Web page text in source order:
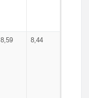
8,59 8,44